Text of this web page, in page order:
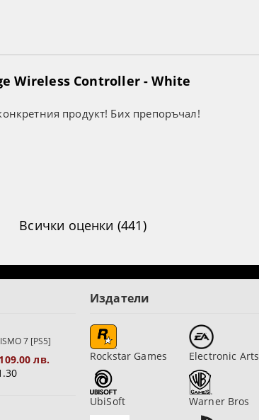
Wireless Controller - White
продукт! Бих препоръчал!
Всички оценки (441)
7 [PS5]
109.00 лв.
Издатели
Rockstar Games Electronic Arts
UbiSoft Warner Bros